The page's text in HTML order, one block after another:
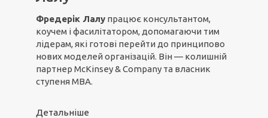
Фредерік Лалу працює консультантом,
коучем і фасилітатором, допомагаючи тим
лідерам, які готові перейти до принципово
нових моделей організацій. Він — колишній
партнер McKinsey & Company та власник
ступеня MBA.
Детальніше